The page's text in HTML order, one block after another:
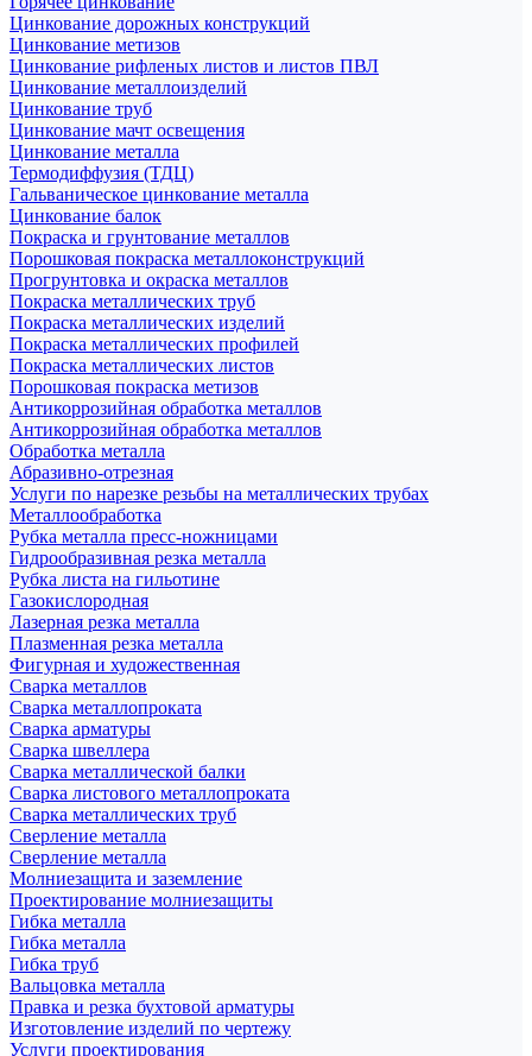
Цинкование дорожных конструкций
Цинкование метизов
Цинкование рифленых листов и листов ПВЛ
Цинкование металлоизделий
Цинкование труб
Цинкование мачт освещения
Цинкование металла
Термодиффузия (ТДЦ)
Гальваническое цинкование металла
Цинкование балок
Покраска и грунтование металлов
Порошковая покраска металлоконструкций
Прогрунтовка и окраска металлов
Покраска металлических труб
Покраска металлических изделий
Покраска металлических профилей
Покраска металлических листов
Порошковая покраска метизов
Антикоррозийная обработка металлов
Антикоррозийная обработка металлов
Обработка металла
Абразивно-отрезная
Услуги по нарезке резьбы на металлических трубах
Металлообработка
Рубка металла пресс-ножницами
Гидрообразивная резка металла
Рубка листа на гильотине
Газокислородная
Лазерная резка металла
Плазменная резка металла
Фигурная и художественная
Сварка металлов
Сварка металлопроката
Сварка арматуры
Сварка швеллера
Сварка металлической балки
Сварка листового металлопроката
Сварка металлических труб
Сверление металла
Сверление металла
Молниезащита и заземление
Проектирование молниезащиты
Гибка металла
Гибка металла
Гибка труб
Вальцовка металла
Правка и резка бухтовой арматуры
Изготовление изделий по чертежу
Услуги проектирования